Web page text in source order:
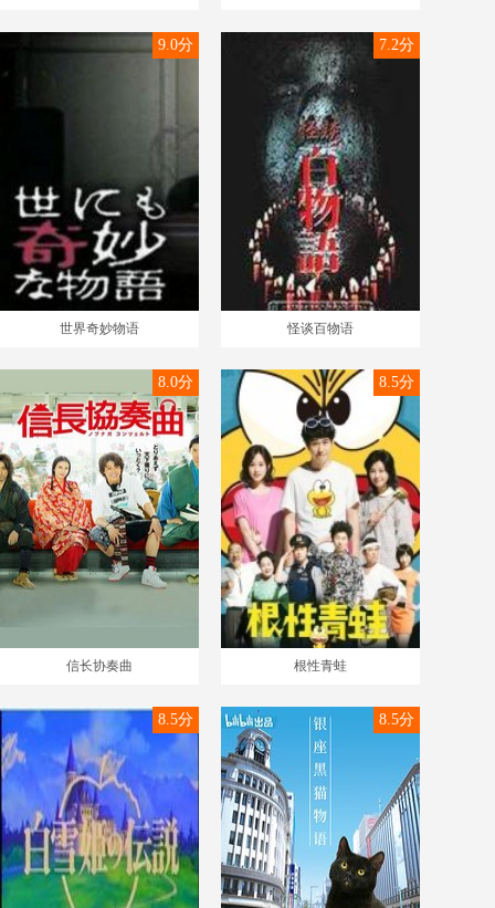
世界奇妙物语
9.0分
怪谈百物语
7.2分
信长协奏曲
8.0分
根性青蛙
8.5分
8.5分 8.5分